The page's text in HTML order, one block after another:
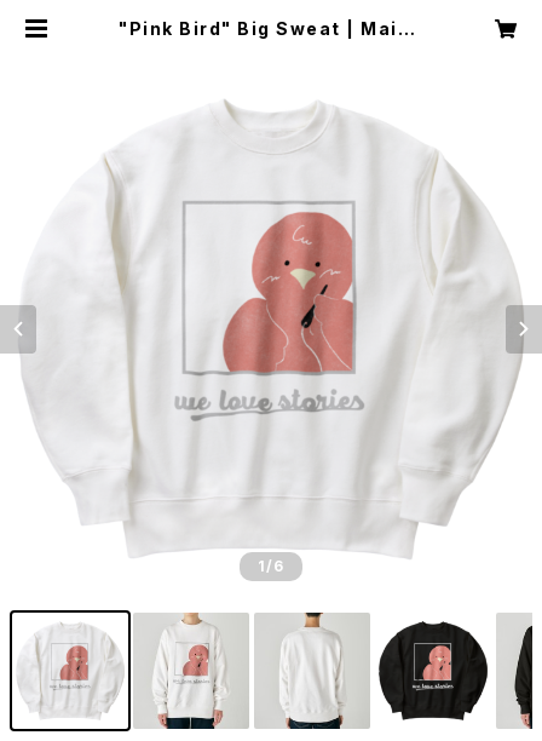
"Pink Bird" Big Sweat | Maiso
1 /6